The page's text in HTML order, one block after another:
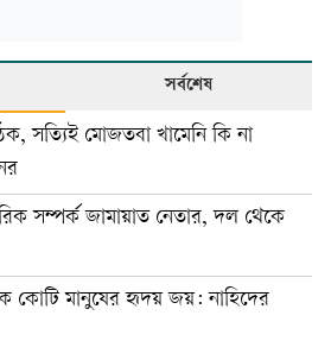
সর্বশেষ
সত্যিই মোজতবা খামেনি কি না
সম্পর্ক জামায়াত নেতার, দল থেকে
মানুষের হৃদয় জয়: নাহিদের